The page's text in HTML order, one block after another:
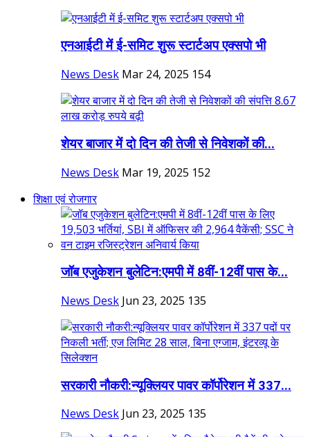
एनआईटी में ई-समिट शुरू स्टार्टअप एक्सपो भी
News Desk Mar 24, 2025 154
शेयर बाजार में दो दिन की तेजी से निवेशकों की...
News Desk Mar 19, 2025 152
शिक्षा एवं रोजगार
जॉब एजुकेशन बुलेटिन:एमपी में 8वीं-12वीं पास के...
News Desk Jun 23, 2025 135
सरकारी नौकरी:न्यूक्लियर पावर कॉर्पोरेशन में 337...
News Desk Jun 23, 2025 135